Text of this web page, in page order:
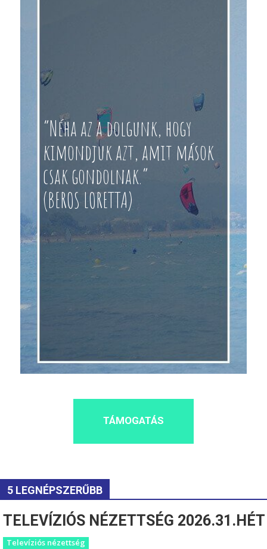
“Néha az a dolgunk, hogy
kimondjuk azt, amit mások
csak gondolnak.”
(BEROS LORETTA)
TÁMOGATÁS
5 LEGNÉPSZERŰBB
TELEVÍZIÓS NÉZETTSÉG 2026.31.HÉT
Televíziós nézettség